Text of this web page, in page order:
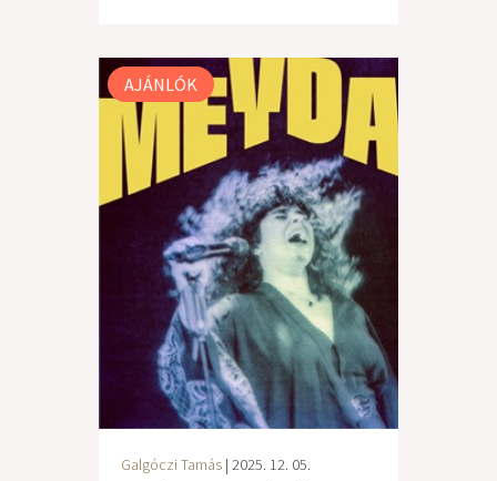
AJÁNLÓK
Galgóczi Tamás | 2025. 12. 05.